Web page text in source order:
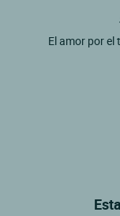
El amor por